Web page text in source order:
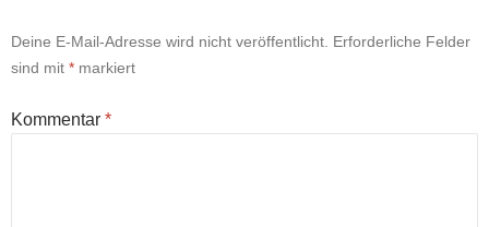
Deine E-Mail-Adresse wird nicht veröffentlicht. Erforderliche Felder
sind mit * markiert
Kommentar *